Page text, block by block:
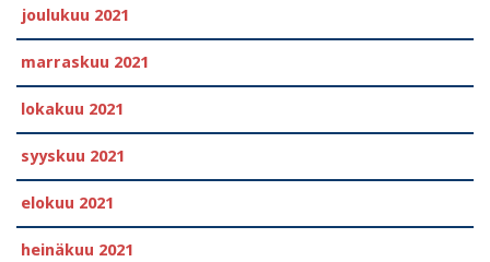
joulukuu 2021
marraskuu 2021
lokakuu 2021
syyskuu 2021
elokuu 2021
heinäkuu 2021